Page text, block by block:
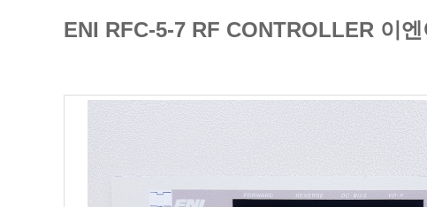
ENI RFC-5-7 RF CONTROLLER 이